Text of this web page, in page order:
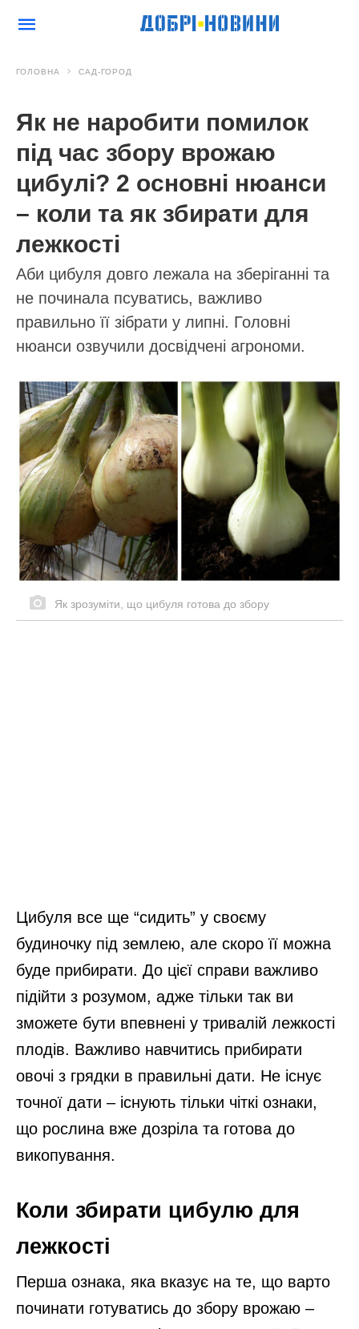
ГОЛОВНА САД-ГОРОД
Як не наробити помилок
під час збору врожаю
цибулі? 2 основні нюанси
– коли та як збирати для
лежкості
Аби цибуля довго лежала на зберіганні та
не починала псуватись, важливо
правильно її зібрати у липні. Головні
нюанси озвучили досвідчені агрономи.
Як зрозуміти, що цибуля готова до збору
Цибуля все ще “сидить” у своєму
будиночку під землею, але скоро її можна
буде прибирати. До цієї справи важливо
підійти з розумом, адже тільки так ви
зможете бути впевнені у тривалій лежкості
плодів. Важливо навчитись прибирати
овочі з грядки в правильні дати. Не існує
точної дати – існують тільки чіткі ознаки,
що рослина вже дозріла та готова до
викопування.
Коли збирати цибулю для
лежкості
Перша ознака, яка вказує на те, що варто
починати готуватись до збору врожаю –